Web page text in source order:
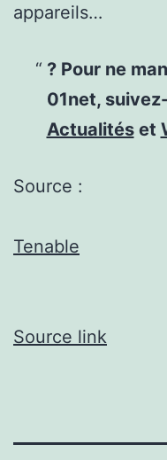
appareils…
? Pour ne
01net,
Actualitéset
Source :
Tenable
Source link